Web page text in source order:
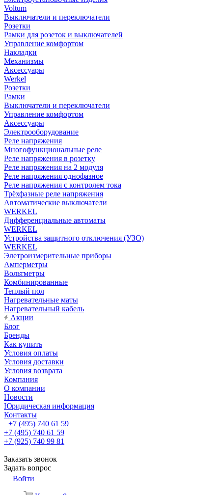
Voltum
Выключатели и переключатели
Розетки
Рамки для розеток и выключателей
Управление комфортом
Накладки
Механизмы
Аксессуары
Werkel
Розетки
Рамки
Выключатели и переключатели
Управление комфортом
Аксессуары
Электрооборудование
Реле напряжения
Многофункциональные реле
Реле напряжения в розетку
Реле напряжения на 2 модуля
Реле напряжения однофазное
Реле напряжения с контролем тока
Трёхфазные реле напряжения
Автоматические выключатели
WERKEL
Дифференциальные автоматы
WERKEL
Устройства защитного отключения (УЗО)
WERKEL
Элетроизмерительные приборы
Амперметры
Вольтметры
Комбинированные
Теплый пол
Нагревательные маты
Нагревательный кабель
Акции
Блог
Бренды
Как купить
Условия оплаты
Условия доставки
Условия возврата
Компания
О компании
Новости
Юридическая информация
Контакты
+7 (495) 740 61 59
+7 (495) 740 61 59
+7 (925) 740 99 81
Заказать звонок
Задать вопрос
Войти